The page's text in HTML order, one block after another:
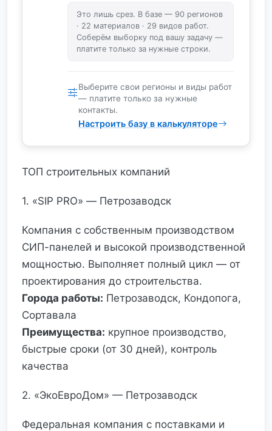
Это лишь срез. В базе — 90 регионов
· 22 материалов · 29 видов работ.
Соберём выборку под вашу задачу —
платите только за нужные строки.
Выберите свои регионы и виды работ
— платите только за нужные
контакты.
Настроить базу в калькуляторе
ТОП строительных компаний
1. «SIP PRO» — Петрозаводск
Компания с собственным производством
СИП-панелей и высокой производственной
мощностью. Выполняет полный цикл — от
проектирования до строительства.
Города работы: Петрозаводск, Кондопога,
Сортавала
Преимущества: крупное производство,
быстрые сроки (от 30 дней), контроль
качества
2. «ЭкоЕвроДом» — Петрозаводск
Федеральная компания с поставками и